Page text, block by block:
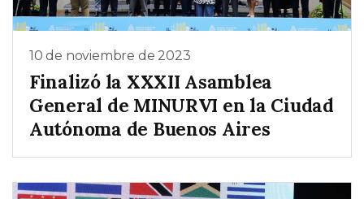
10 de noviembre de 2023
Finalizó la XXXII Asamblea
General de MINURVI en la Ciudad
Autónoma de Buenos Aires